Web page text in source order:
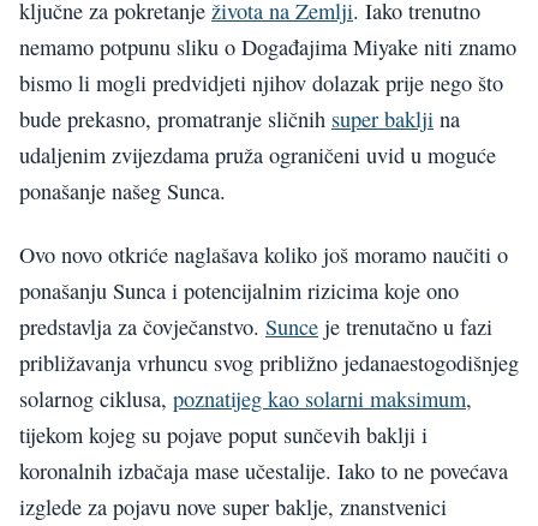
ključne za pokretanje života na Zemlji. Iako trenutno
nemamo potpunu sliku o Događajima Miyake niti znamo
bismo li mogli predvidjeti njihov dolazak prije nego što
bude prekasno, promatranje sličnih super baklji na
udaljenim zvijezdama pruža ograničeni uvid u moguće
ponašanje našeg Sunca.
Ovo novo otkriće naglašava koliko još moramo naučiti o
ponašanju Sunca i potencijalnim rizicima koje ono
predstavlja za čovječanstvo. Sunce je trenutačno u fazi
približavanja vrhuncu svog približno jedanaestogodišnjeg
solarnog ciklusa, poznatijeg kao solarni maksimum,
tijekom kojeg su pojave poput sunčevih baklji i
koronalnih izbačaja mase učestalije. Iako to ne povećava
izglede za pojavu nove super baklje, znanstvenici